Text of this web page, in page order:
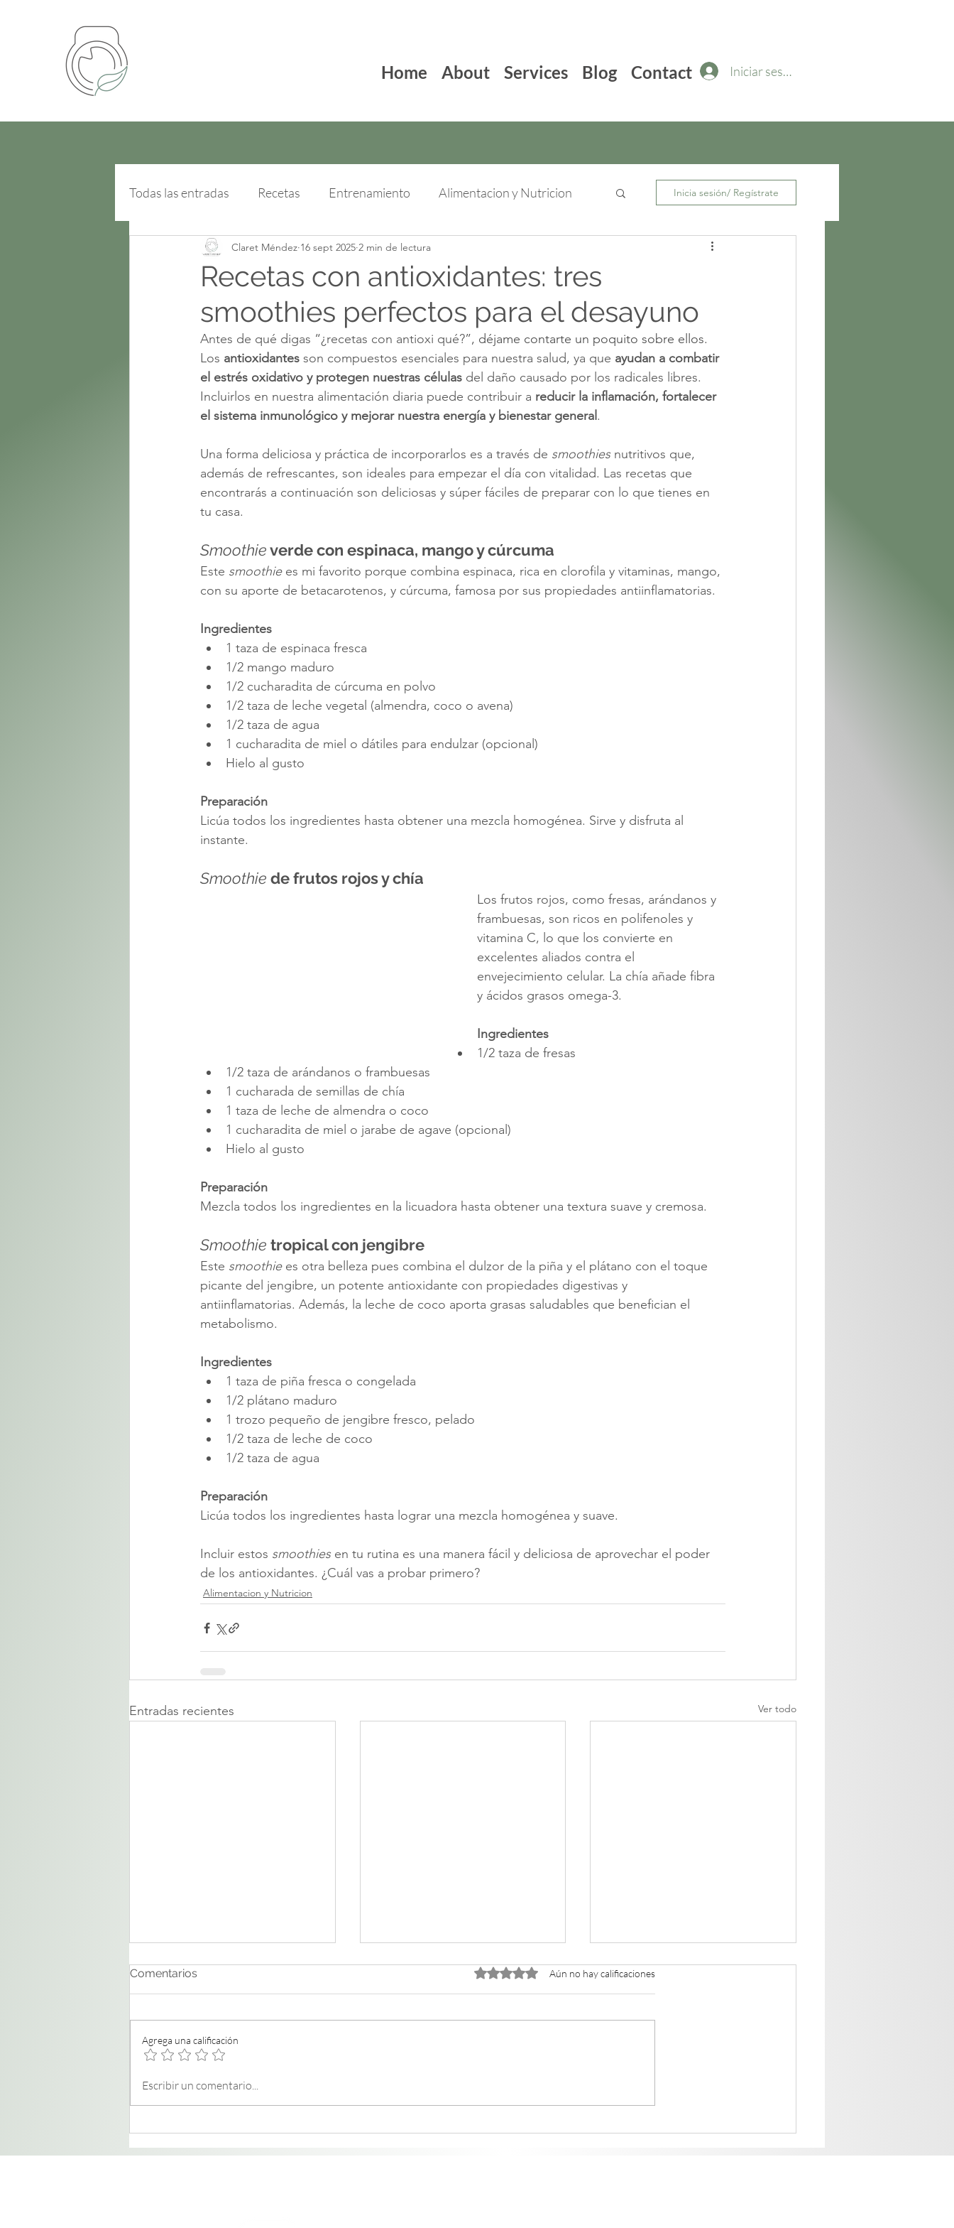
Home About Services Blog Contact Iniciar sesión
Todas las entradas Recetas Entrenamiento Alimentacion y Nutricion Inicia sesión/ Regístrate
Recetas con antioxidantes: tres
smoothies perfectos para el desayuno
Claret Méndez 16 sept 2025 2 min de lectura
Antes de qué digas “¿recetas con antioxi qué?”, déjame contarte un poquito sobre ellos.
Los antioxidantes son compuestos esenciales para nuestra salud, ya que ayudan a combatir
el estrés oxidativo y protegen nuestras células del daño causado por los radicales libres.
Incluirlos en nuestra alimentación diaria puede contribuir a reducir la inflamación, fortalecer
el sistema inmunológico y mejorar nuestra energía y bienestar general .
Una forma deliciosa y práctica de incorporarlos es a través de smoothies nutritivos que,
además de refrescantes, son ideales para empezar el día con vitalidad. Las recetas que
encontrarás a continuación son deliciosas y súper fáciles de preparar con lo que tienes en
tu casa.
Smoothie verde con espinaca, mango y cúrcuma
Este smoothie es mi favorito porque combina espinaca, rica en clorofila y vitaminas, mango,
con su aporte de betacarotenos, y cúrcuma, famosa por sus propiedades antiinflamatorias.
Ingredientes
1 taza de espinaca fresca
1/2 mango maduro
1/2 cucharadita de cúrcuma en polvo
1/2 taza de leche vegetal (almendra, coco o avena)
1/2 taza de agua
1 cucharadita de miel o dátiles para endulzar (opcional)
Hielo al gusto
Preparación
Licúa todos los ingredientes hasta obtener una mezcla homogénea. Sirve y disfruta al
instante.
Smoothie de frutos rojos y chía
Los frutos rojos, como fresas, arándanos y
frambuesas, son ricos en polifenoles y
vitamina C, lo que los convierte en
excelentes aliados contra el
envejecimiento celular. La chía añade fibra
y ácidos grasos omega-3.
Ingredientes
1/2 taza de fresas
1/2 taza de arándanos o frambuesas
1 cucharada de semillas de chía
1 taza de leche de almendra o coco
1 cucharadita de miel o jarabe de agave (opcional)
Hielo al gusto
Preparación
Mezcla todos los ingredientes en la licuadora hasta obtener una textura suave y cremosa.
Smoothie tropical con jengibre
Este smoothie es otra belleza pues combina el dulzor de la piña y el plátano con el toque
picante del jengibre, un potente antioxidante con propiedades digestivas y
antiinflamatorias. Además, la leche de coco aporta grasas saludables que benefician el
metabolismo.
Ingredientes
1 taza de piña fresca o congelada
1/2 plátano maduro
1 trozo pequeño de jengibre fresco, pelado
1/2 taza de leche de coco
1/2 taza de agua
Preparación
Licúa todos los ingredientes hasta lograr una mezcla homogénea y suave.
Incluir estos smoothies en tu rutina es una manera fácil y deliciosa de aprovechar el poder
de los antioxidantes. ¿Cuál vas a probar primero?
Alimentacion y Nutricion
Entradas recientes Ver todo
Recetas rápidas y nutritivas
Comentarios Obtuvo 0 de 5 estrellas.
Aún no hay calificaciones
Agrega una calificación
Escribir un comentario...